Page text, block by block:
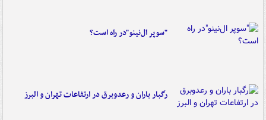
"سوپر ال‌نینو"در راه است؟
رگبار باران و رعدوبرق در ارتفاعات تهران و البرز